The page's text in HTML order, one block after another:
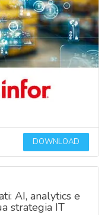
DOWNLOAD
AI, analytics e
strategia IT